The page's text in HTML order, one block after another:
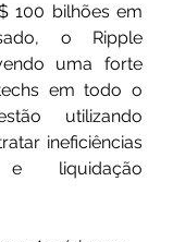
100 bilhões em
o Ripple
uma forte
em todo o
utilizando
ineficiências
liquidação